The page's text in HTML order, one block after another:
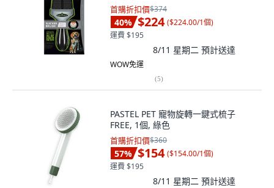
首購折扣價$374
40% $224 ($224.00/1個)
運費 $195
8/11 星期二 預計送達
WOW免運
(5)
PASTEL PET 寵物旋轉一鍵式梳子
FREE, 1個, 綠色
首購折扣價$360
57% $154 ($154.00/1個)
運費 $195
8/11 星期二 預計送達